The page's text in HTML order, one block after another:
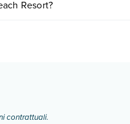
Resort?
contrattuali.